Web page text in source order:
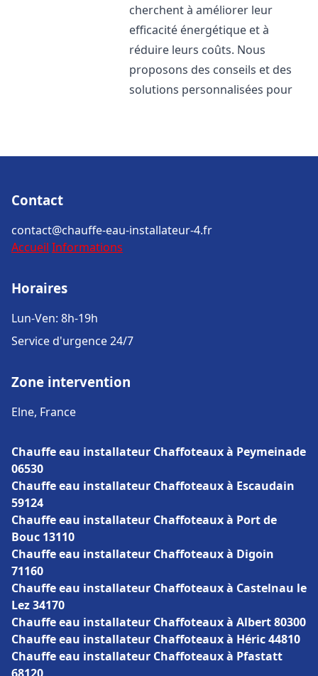
cherchent à améliorer leur
efficacité énergétique et à
réduire leurs coûts. Nous
proposons des conseils et des
solutions personnalisées pour
Contact
contact@chauffe-eau-installateur-4.fr
Accueil Informations
Horaires
Lun-Ven: 8h-19h
Service d'urgence 24/7
Zone intervention
Elne, France
Chauffe eau installateur Chaffoteaux à Peymeinade
06530
Chauffe eau installateur Chaffoteaux à Escaudain
59124
Chauffe eau installateur Chaffoteaux à Port de
Bouc 13110
Chauffe eau installateur Chaffoteaux à Digoin
71160
Chauffe eau installateur Chaffoteaux à Castelnau le
Lez 34170
Chauffe eau installateur Chaffoteaux à Albert 80300
Chauffe eau installateur Chaffoteaux à Héric 44810
Chauffe eau installateur Chaffoteaux à Pfastatt